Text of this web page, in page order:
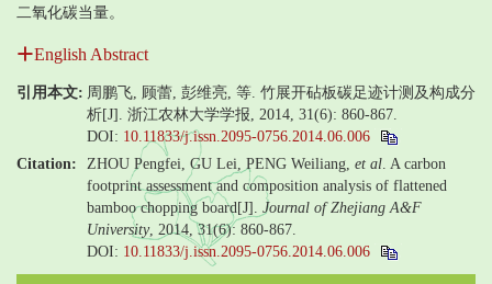
二氧化碳当量。
English Abstract
引用本文: 周鹏飞, 顾蕾, 彭维亮, 等. 竹展开砧板碳足迹计测及构成分
析[J]. 浙江农林大学学报, 2014, 31(6): 860-867.
DOI: 10.11833/j.issn.2095-0756.2014.06.006
Citation:
ZHOU Pengfei, GU Lei, PENG Weiliang, et al . A carbon
footprint assessment and composition analysis of flattened
bamboo chopping board[J]. Journal of Zhejiang A&F
University, 2014, 31(6): 860-867.
DOI: 10.11833/j.issn.2095-0756.2014.06.006